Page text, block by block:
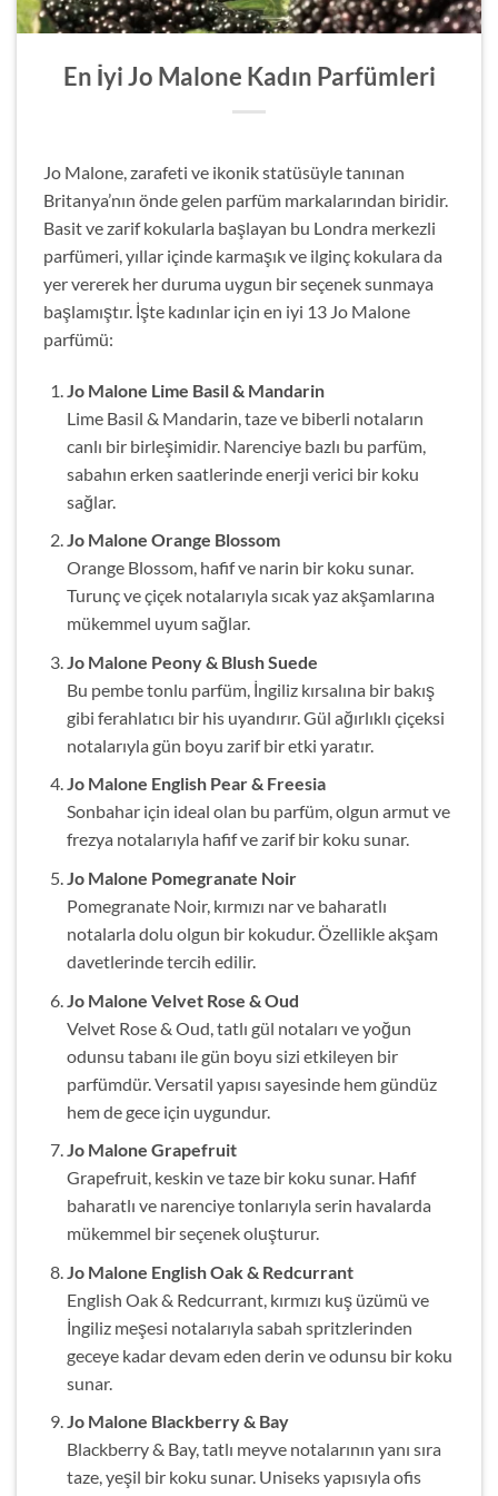
En İyi Jo Malone Kadın Parfümleri
Jo Malone, zarafeti ve ikonik statüsüyle tanınan
Britanya’nın önde gelen parfüm markalarından biridir.
Basit ve zarif kokularla başlayan bu Londra merkezli
parfümeri, yıllar içinde karmaşık ve ilginç kokulara da
yer vererek her duruma uygun bir seçenek sunmaya
başlamıştır. İşte kadınlar için en iyi 13 Jo Malone
parfümü:
Jo Malone Lime Basil & Mandarin
Lime Basil & Mandarin, taze ve biberli notaların
canlı bir birleşimidir. Narenciye bazlı bu parfüm,
sabahın erken saatlerinde enerji verici bir koku
sağlar.
Jo Malone Orange Blossom
Orange Blossom, hafif ve narin bir koku sunar.
Turunç ve çiçek notalarıyla sıcak yaz akşamlarına
mükemmel uyum sağlar.
Jo Malone Peony & Blush Suede
Bu pembe tonlu parfüm, İngiliz kırsalına bir bakış
gibi ferahlatıcı bir his uyandırır. Gül ağırlıklı çiçeksi
notalarıyla gün boyu zarif bir etki yaratır.
Jo Malone English Pear & Freesia
Sonbahar için ideal olan bu parfüm, olgun armut ve
frezya notalarıyla hafif ve zarif bir koku sunar.
Jo Malone Pomegranate Noir
Pomegranate Noir, kırmızı nar ve baharatlı
notalarla dolu olgun bir kokudur. Özellikle akşam
davetlerinde tercih edilir.
Jo Malone Velvet Rose & Oud
Velvet Rose & Oud, tatlı gül notaları ve yoğun
odunsu tabanı ile gün boyu sizi etkileyen bir
parfümdür. Versatil yapısı sayesinde hem gündüz
hem de gece için uygundur.
Jo Malone Grapefruit
Grapefruit, keskin ve taze bir koku sunar. Hafif
baharatlı ve narenciye tonlarıyla serin havalarda
mükemmel bir seçenek oluşturur.
Jo Malone English Oak & Redcurrant
English Oak & Redcurrant, kırmızı kuş üzümü ve
İngiliz meşesi notalarıyla sabah spritzlerinden
geceye kadar devam eden derin ve odunsu bir koku
sunar.
Jo Malone Blackberry & Bay
Blackberry & Bay, tatlı meyve notalarının yanı sıra
taze, yeşil bir koku sunar. Uniseks yapısıyla ofis